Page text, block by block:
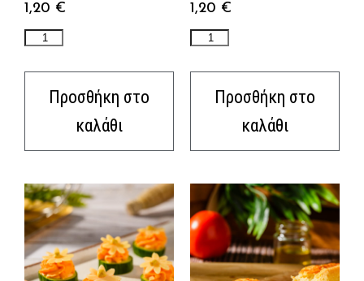
1,20 €
Προσθήκη στο
καλάθι
1,20 €
Προσθήκη στο
καλάθι